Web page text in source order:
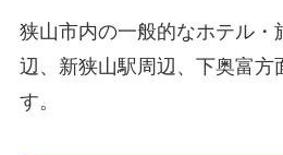
狭山市内の一般的なホテル・
辺、新狭山駅周辺、下奥富方
す。